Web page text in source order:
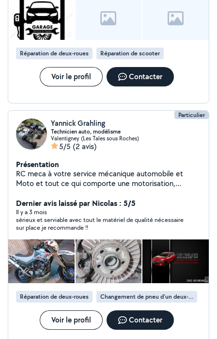
Réparation de deux-roues Réparation de scooter
Voir le profil Contacter
Particulier
Yannick Grahling
Technicien auto, modélisme
Valentigney (Les Tales sous Roches)
5/5 (2 avis)
Présentation
RC meca à votre service mécanique automobile et
Moto et tout ce qui comporte une motorisation,
Dernier avis laissé par Nicolas : 5/5
Il y a 3 mois
sérieux et serviable avec tout le matériel de qualité nécessaire
sur place je recommande !!
Réparation de deux-roues Changement de pneu d'un deux-roues
Voir le profil Contacter